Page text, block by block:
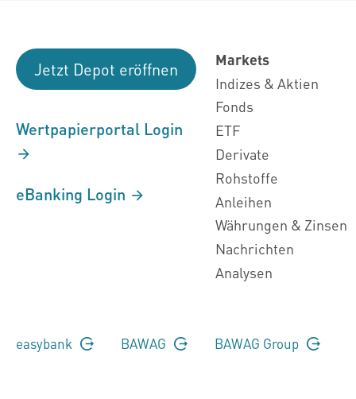
Jetzt Depot eröffnen
Wertpapierportal Login
eBanking Login
Markets
Indizes & Aktien
Fonds
ETF
Derivate
Rohstoffe
Anleihen
Währungen & Zinsen
Nachrichten
Analysen
easybank BAWAG BAWAG Group